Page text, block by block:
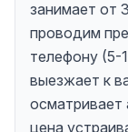
занимает от
проводим
телефону (5-
выезжает к
осматривает
цена